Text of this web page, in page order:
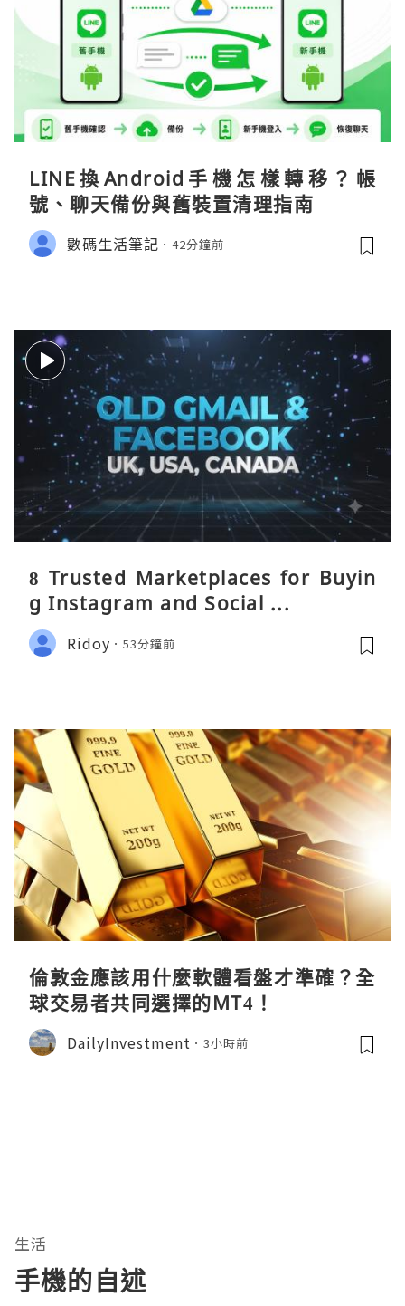
LINE換Android手機怎樣轉移？帳
號、聊天備份與舊裝置清理指南
數碼生活筆記 42分鐘前
8 Trusted Marketplaces for Buyin
g Instagram and Social ...
Ridoy 53分鐘前
倫敦金應該用什麼軟體看盤才準確？全
球交易者共同選擇的MT4！
DailyInvestment 3小時前
生活
手機的自述